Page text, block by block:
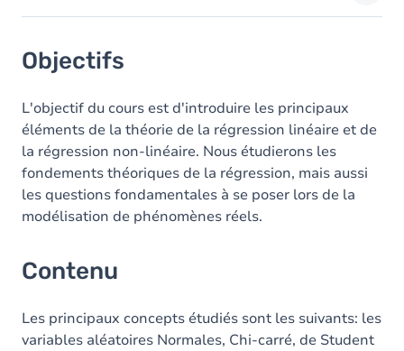
Contenu
Objectifs
L'objectif du cours est d'introduire les principaux
éléments de la théorie de la régression linéaire et de
la régression non-linéaire. Nous étudierons les
fondements théoriques de la régression, mais aussi
les questions fondamentales à se poser lors de la
modélisation de phénomènes réels.
Contenu
Les principaux concepts étudiés sont les suivants: les
variables aléatoires Normales, Chi-carré, de Student